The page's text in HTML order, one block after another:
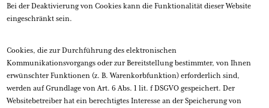
Bei der Deaktivierung von Cookies kann die Funktionalität dieser Website
eingeschränkt sein.
Cookies, die zur Durchführung des elektronischen
Kommunikationsvorgangs oder zur Bereitstellung bestimmter, von Ihnen
erwünschter Funktionen (z. B. Warenkorbfunktion) erforderlich sind,
werden auf Grundlage von Art. 6 Abs. 1 lit. f DSGVO gespeichert. Der
Websitebetreiber hat ein berechtigtes Interesse an der Speicherung von